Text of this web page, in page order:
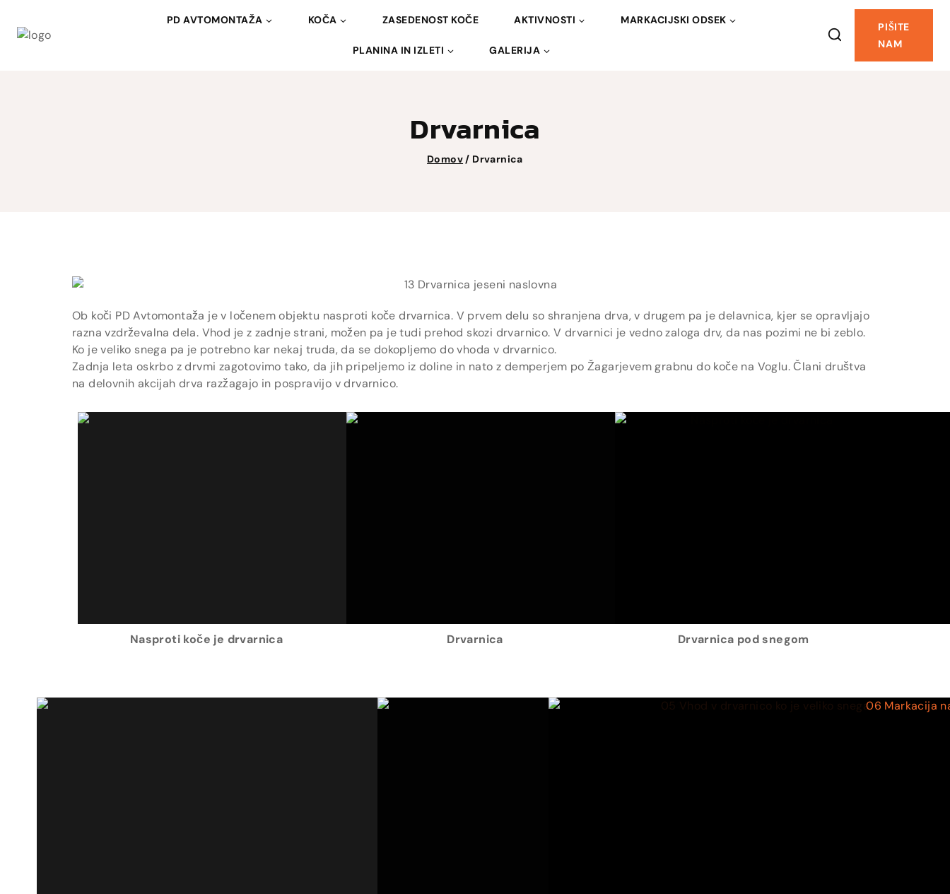
PD AVTOMONTAŽA KOČA ZASEDENOST KOČE AKTIVNOSTI MARKACIJSKI ODSEK
PLANINA IN IZLETI GALERIJA
PIŠITE
NAM
Drvarnica
Domov/ Drvarnica
Ob koči PD Avtomontaža je v ločenem objektu nasproti koče drvarnica. V prvem delu so shranjena drva, v drugem pa je delavnica, kjer se opravljajo
razna vzdrževalna dela. Vhod je z zadnje strani, možen pa je tudi prehod skozi drvarnico. V drvarnici je vedno zaloga drv, da nas pozimi ne bi zeblo.
Ko je veliko snega pa je potrebno kar nekaj truda, da se dokopljemo do vhoda v drvarnico.
Zadnja leta oskrbo z drvmi zagotovimo tako, da jih pripeljemo iz doline in nato z demperjem po Žagarjevem grabnu do koče na Voglu. Člani društva
na delovnih akcijah drva razžagajo in pospravijo v drvarnico.
Nasproti koče je drvarnica Drvarnica Drvarnica pod snegom